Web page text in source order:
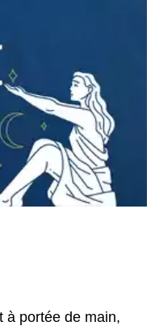
à portée de main,